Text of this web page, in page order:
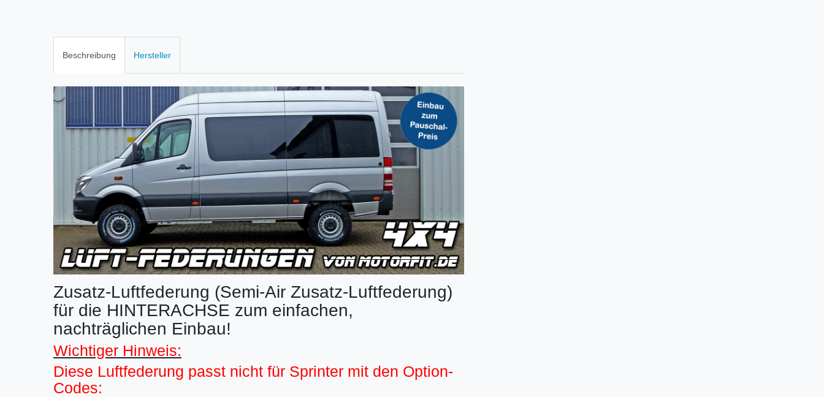
Beschreibung Hersteller
Zusatz-Luftfederung (Semi-Air Zusatz-Luftfederung)
für die HINTERACHSE zum einfachen,
nachträglichen Einbau!
Wichtiger Hinweis:
Diese Luftfederung passt nicht für Sprinter mit den Option-
Codes: